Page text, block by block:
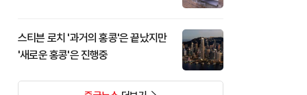
스티븐 로치 '과거의 홍콩'은 끝났지만
'새로운 홍콩'은 진행중